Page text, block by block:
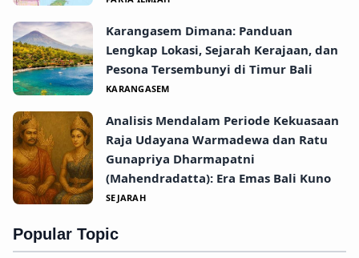
Karangasem Dimana: Panduan
Lengkap Lokasi, Sejarah Kerajaan, dan
Pesona Tersembunyi di Timur Bali
KARANGASEM
Analisis Mendalam Periode Kekuasaan
Raja Udayana Warmadewa dan Ratu
Gunapriya Dharmapatni
(Mahendradatta): Era Emas Bali Kuno
SEJARAH
Popular Topic